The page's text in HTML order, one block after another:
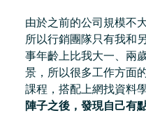
由於之前的公司規模不
所以行銷團隊只有我和
事年齡上比我大一、兩
景，所以很多工作方面
課程，搭配上網找資料學
陣子之後，發現自己有